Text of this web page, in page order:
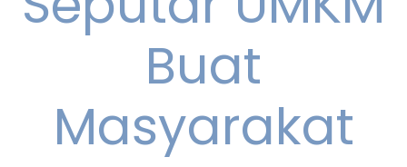
Buat
Masyarakat